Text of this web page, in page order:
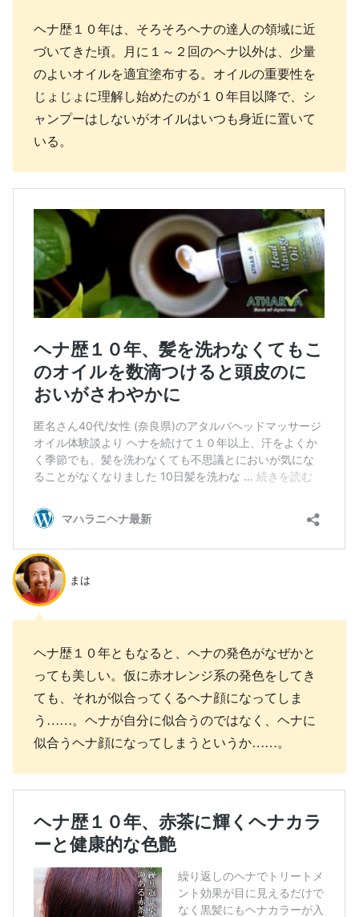
ヘナ歴１０年は、そろそろヘナの達人の領域に近
づいてきた頃。月に１～２回のヘナ以外は、少量
のよいオイルを適宜塗布する。オイルの重要性を
じょじょに理解し始めたのが１０年目以降で、シ
ャンプーはしないがオイルはいつも身近に置いて
いる。
まは
ヘナ歴１０年ともなると、ヘナの発色がなぜかと
っても美しい。仮に赤オレンジ系の発色をしてき
ても、それが似合ってくるヘナ顔になってしま
う……。ヘナが自分に似合うのではなく、ヘナに
似合うヘナ顔になってしまうというか……。